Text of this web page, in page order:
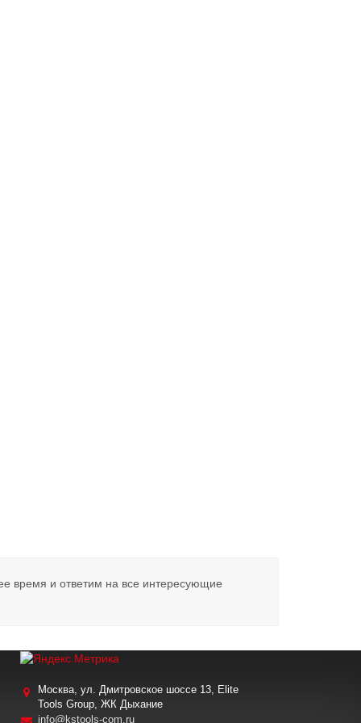
время и ответим на все интересующие
Москва, ул. Дмитровское шоссе 13, Elite
Tools Group, ЖК Дыхание
info@kstools-com.ru